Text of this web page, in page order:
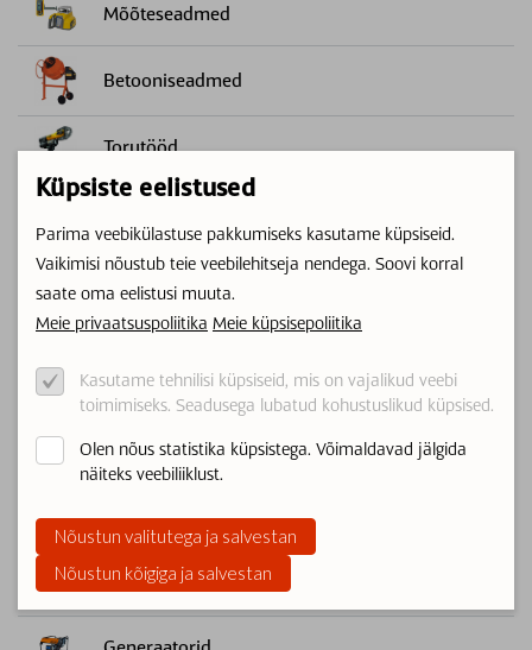
Küpsiste eelistused
Parima veebikülastuse pakkumiseks kasutame küpsiseid.
Vaikimisi nõustub teie veebilehitseja nendega. Soovi korral
saate oma eelistusi muuta.
Meie privaatsuspoliitika Meie küpsisepoliitika
Kasutame tehnilisi küpsiseid, mis on vajalikud veebi
toimimiseks. Seadusega lubatud kohustuslikud küpsised.
Olen nõus statistika küpsistega. Võimaldavad jälgida
näiteks veebiliiklust.
Nõustun valitutega ja salvestan
Nõustun kõigiga ja salvestan
Mõõteseadmed
Betooniseadmed
Torutööd
Gaasiballoonide müük/vahetus
Soojakud ja telgid
Lihvimismasinad
Puhastusseadmed
Keevitusseadmed
Õhukompressorid